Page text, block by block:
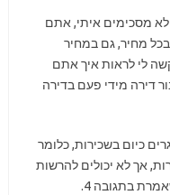
מסכימים איתי, אתם
מחיר, גם במחיר
לי לראות איך אתם
דירה מידי פעם בדירה
כיום בשכירות, כלומר
אך לא יכולים להרשות
בתגובה 4.